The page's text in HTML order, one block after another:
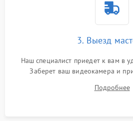
3. Выезд
Наш специалист приедет к вам в
Заберет ваш видеокамера и
Подробнее